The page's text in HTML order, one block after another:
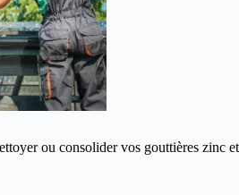
ou consolider vos gouttières zinc et